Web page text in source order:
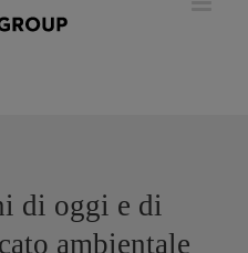
di oggi e di
ambientale